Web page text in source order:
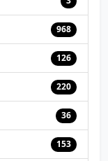
968
126
220
36
153